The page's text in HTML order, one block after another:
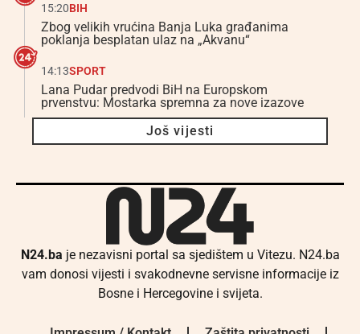
15:20BIH
Zbog velikih vrućina Banja Luka građanima
poklanja besplatan ulaz na „Akvanu“
14:13SPORT
Lana Pudar predvodi BiH na Europskom
prvenstvu: Mostarka spremna za nove izazove
Još vijesti
N24.ba je nezavisni portal sa sjedištem u Vitezu. N24.ba
vam donosi vijesti i svakodnevne servisne informacije iz
Bosne i Hercegovine i svijeta.